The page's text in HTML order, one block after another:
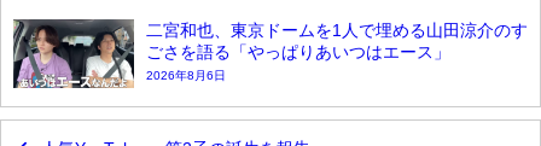
二宮和也、東京ドームを1人で埋める山田涼介のす
ごさを語る「やっぱりあいつはエース」
2026年8月6日